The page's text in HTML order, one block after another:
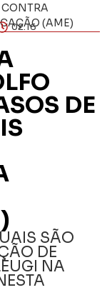
(AME)
02:16
DE
SÃO
DE
NA